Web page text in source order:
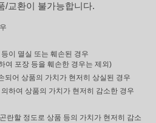
/교환이 불가능합니다.
이 멸실 또는 훼손된 경우
여 포장 등을 훼손한 경우는 제외)
되어 상품의 가치가 현저히 상실된 경우
하여 상품의 가치가 현저히 감소한 경우
란할 정도로 상품 등의 가치가 현저히 감소